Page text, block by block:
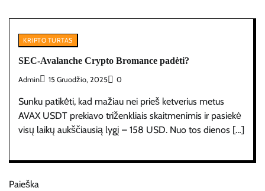
KRIPTO TURTAS
SEC-Avalanche Crypto Bromance padėti?
Admin 15 Gruodžio, 2025 0
Sunku patikėti, kad mažiau nei prieš ketverius metus
AVAX USDT prekiavo triženkliais skaitmenimis ir pasiekė
visų laikų aukščiausią lygį – 158 USD. Nuo tos dienos […]
Paieška